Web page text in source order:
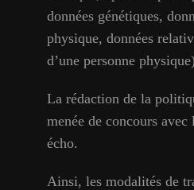
données génétiques,
physique, données
d’une personne
La rédaction de la
menée de concours
écho.
Ainsi, les modalités de